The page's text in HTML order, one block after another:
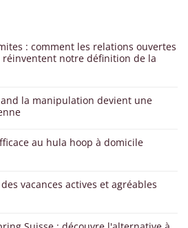
: comment les relations ouvertes
notre définition de la
la manipulation devient une
au hula hoop à domicile
vacances actives et agréables